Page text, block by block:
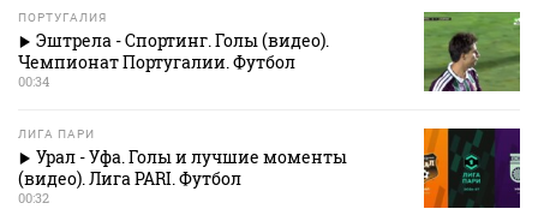
ПОРТУГАЛИЯ
Эштрела - Спортинг. Голы (видео).
Чемпионат Португалии. Футбол
00:34
ЛИГА ПАРИ
Урал - Уфа. Голы и лучшие моменты
(видео). Лига PARI. Футбол
00:32